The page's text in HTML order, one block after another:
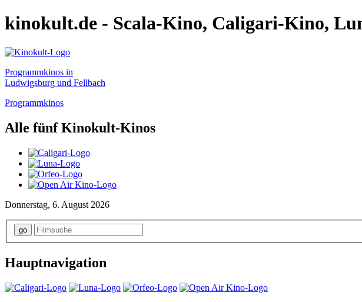
kinokult.de - Scala-Kino, Caligari-Kino,
Programmkinos in
Ludwigsburg und Fellbach
Programmkinos
Alle fünf Kinokult-Kinos
Donnerstag, 6. August 2026
Hauptnavigation